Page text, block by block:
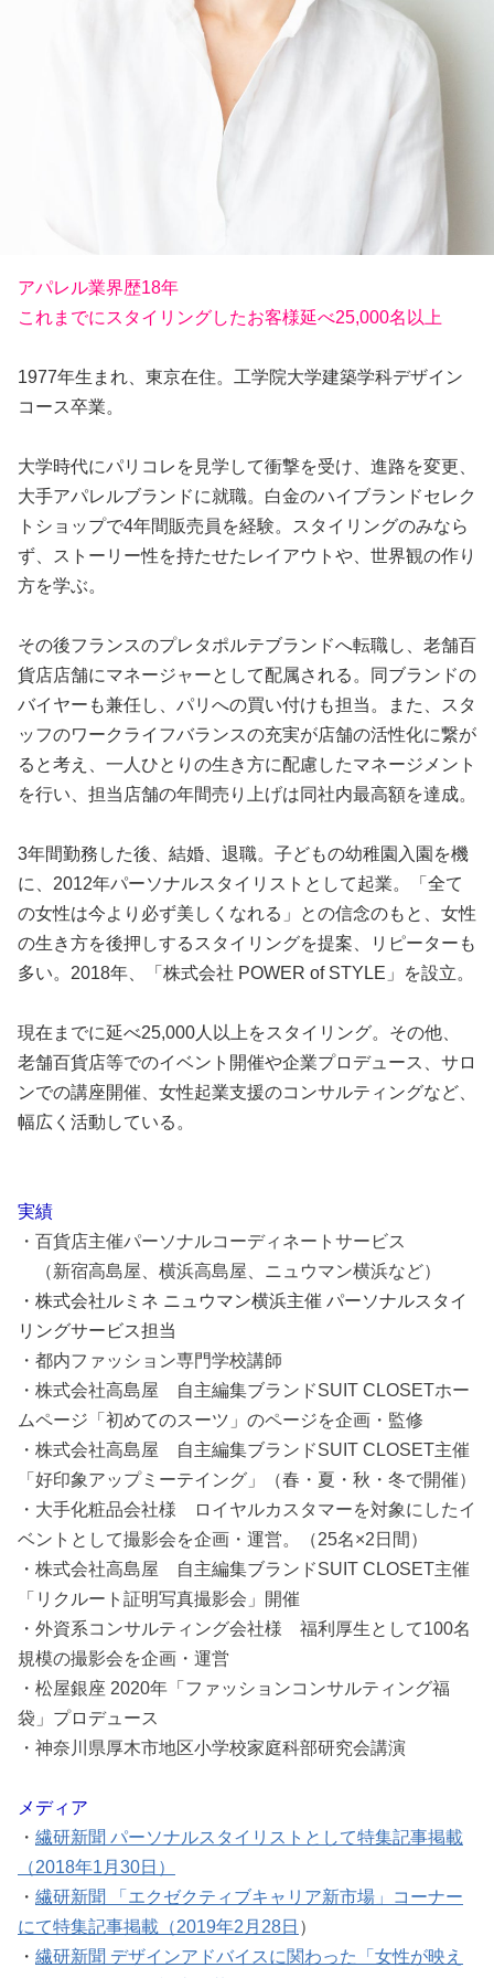
アパレル業界歴18年
これまでにスタイリングしたお客様延べ25,000名以上
1977年生まれ、東京在住。工学院大学建築学科デザイン
コース卒業。
大学時代にパリコレを見学して衝撃を受け、進路を変更、
大手アパレルブランドに就職。白金のハイブランドセレク
トショップで4年間販売員を経験。スタイリングのみなら
ず、ストーリー性を持たせたレイアウトや、世界観の作り
方を学ぶ。
その後フランスのプレタポルテブランドへ転職し、老舗百
貨店店舗にマネージャーとして配属される。同ブランドの
バイヤーも兼任し、パリへの買い付けも担当。また、スタ
ッフのワークライフバランスの充実が店舗の活性化に繋が
ると考え、一人ひとりの生き方に配慮したマネージメント
を行い、担当店舗の年間売り上げは同社内最高額を達成。
3年間勤務した後、結婚、退職。子どもの幼稚園入園を機
に、2012年パーソナルスタイリストとして起業。「全て
の女性は今より必ず美しくなれる」との信念のもと、女性
の生き方を後押しするスタイリングを提案、リピーターも
多い。2018年、「株式会社 POWER of STYLE」を設立。
現在までに延べ25,000人以上をスタイリング。その他、
老舗百貨店等でのイベント開催や企業プロデュース、サロ
ンでの講座開催、女性起業支援のコンサルティングなど、
幅広く活動している。
実績
・百貨店主催パーソナルコーディネートサービス
（新宿高島屋、横浜高島屋、ニュウマン横浜など）
・株式会社ルミネ ニュウマン横浜主催 パーソナルスタイ
リングサービス担当
・都内ファッション専門学校講師
・株式会社高島屋 自主編集ブランドSUIT CLOSETホー
ムページ「初めてのスーツ」のページを企画・監修
・株式会社高島屋 自主編集ブランドSUIT CLOSET主催
「好印象アップミーテイング」（春・夏・秋・冬で開催）
・大手化粧品会社様 ロイヤルカスタマーを対象にしたイ
ベントとして撮影会を企画・運営。（25名×2日間）
・株式会社高島屋 自主編集ブランドSUIT CLOSET主催
「リクルート証明写真撮影会」開催
・外資系コンサルティング会社様 福利厚生として100名
規模の撮影会を企画・運営
・松屋銀座 2020年「ファッションコンサルティング福
袋」プロデュース
・神奈川県厚木市地区小学校家庭科部研究会講演
メディア
・ 繊研新聞 パーソナルスタイリストとして特集記事掲載
（2018年1月30日）
・ 繊研新聞 「エクゼクティブキャリア新市場」コーナー
にて特集記事掲載（2019年2月28日 ）
・ 繊研新聞 デザインアドバイスに関わった「女性が映え